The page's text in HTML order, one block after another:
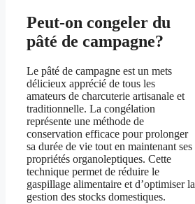
Peut-on congeler du
pâté de campagne?
Le pâté de campagne est un mets
délicieux apprécié de tous les
amateurs de charcuterie artisanale et
traditionnelle. La congélation
représente une méthode de
conservation efficace pour prolonger
sa durée de vie tout en maintenant ses
propriétés organoleptiques. Cette
technique permet de réduire le
gaspillage alimentaire et d’optimiser la
gestion des stocks domestiques.